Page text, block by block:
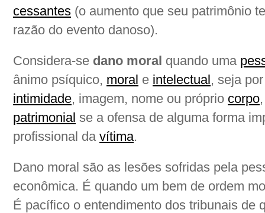
cessantes (o aumento que seu patrimônio
razão do evento danoso).
Considera-se dano moral quando uma
ânimo psíquico, moral e intelectual, seja
intimidade, imagem, nome ou próprio corpo
patrimonial se a ofensa de alguma forma
profissional da vítima.
Dano moral são as lesões sofridas pela
econômica. É quando um bem de ordem
É pacífico o entendimento dos tribunais de